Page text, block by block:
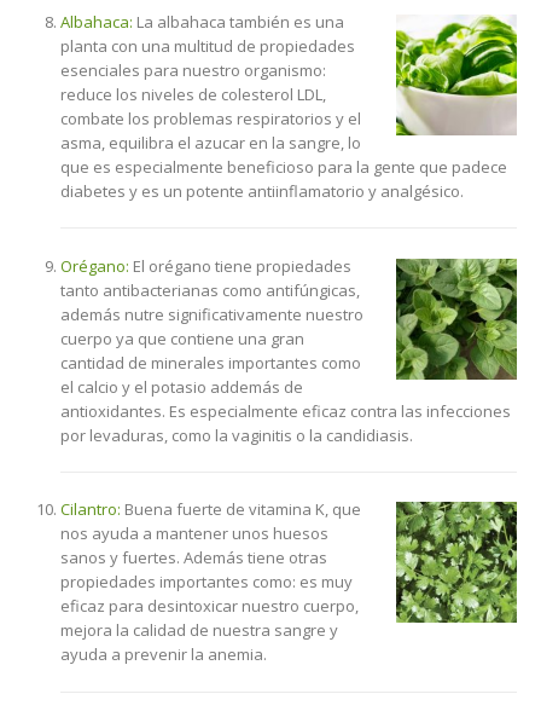
Albahaca: La albahaca también es una
planta con una multitud de propiedades
esenciales para nuestro organismo:
reduce los niveles de colesterol LDL,
combate los problemas respiratorios y el
asma, equilibra el azucar en la sangre, lo
que es especialmente beneficioso para la gente que padece
diabetes y es un potente antiinflamatorio y analgésico.
Orégano: El orégano tiene propiedades
tanto antibacterianas como antifúngicas,
además nutre significativamente nuestro
cuerpo ya que contiene una gran
cantidad de minerales importantes como
el calcio y el potasio addemás de
antioxidantes. Es especialmente eficaz contra las infecciones
por levaduras, como la vaginitis o la candidiasis.
Cilantro: Buena fuerte de vitamina K, que
nos ayuda a mantener unos huesos
sanos y fuertes. Además tiene otras
propiedades importantes como: es muy
eficaz para desintoxicar nuestro cuerpo,
mejora la calidad de nuestra sangre y
ayuda a prevenir la anemia.